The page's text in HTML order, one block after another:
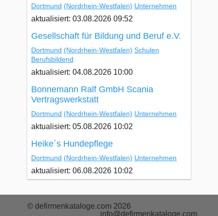
Dortmund (Nordrhein-Westfalen) Unternehmen
aktualisiert: 03.08.2026 09:52
Gesellschaft für Bildung und Beruf e.V.
Dortmund (Nordrhein-Westfalen) Schulen
Berufsbildend
aktualisiert: 04.08.2026 10:00
Bonnemann Ralf GmbH Scania
Vertragswerkstatt
Dortmund (Nordrhein-Westfalen) Unternehmen
aktualisiert: 05.08.2026 10:02
Heike`s Hundepflege
Dortmund (Nordrhein-Westfalen) Unternehmen
aktualisiert: 06.08.2026 10:02
© defirmenkataloge.com 2026
info@defirmenkataloge.com